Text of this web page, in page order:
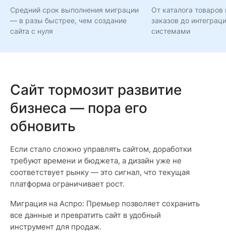
Средний срок выполнения миграции
— в разы быстрее, чем создание
сайта с нуля
От каталога товаров
заказов до
системами
Сайт тормозит развитие
бизнеса — пора его
обновить
Если стало сложно управлять сайтом, доработки
требуют времени и бюджета, а дизайн уже не
соответствует рынку — это сигнал, что текущая
платформа ограничивает рост.
Миграция на Аспро: Премьер позволяет сохранить
все данные и превратить сайт в удобный
инструмент для продаж.